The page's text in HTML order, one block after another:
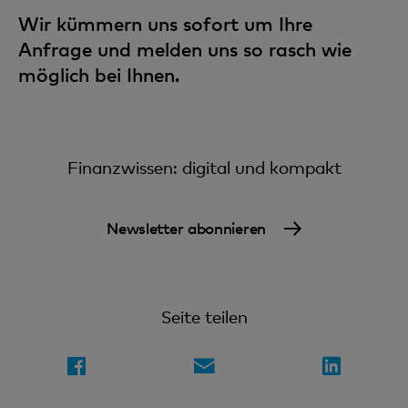
Wir kümmern uns sofort um Ihre
Anfrage und melden uns so rasch wie
möglich bei Ihnen.
Finanzwissen: digital und kompakt
Newsletter abonnieren
Seite teilen